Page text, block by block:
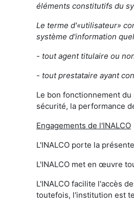
éléments constitutifs du
Le terme d'«utilisateur»
système d'information
- tout agent titulaire ou
- tout prestataire ayant
Le bon fonctionnement
sécurité, la performance
Engagements de l'INALCO
L'INALCO porte la
L'INALCO met en œuvre
L'INALCO facilite l'accès
toutefois, l'institution est